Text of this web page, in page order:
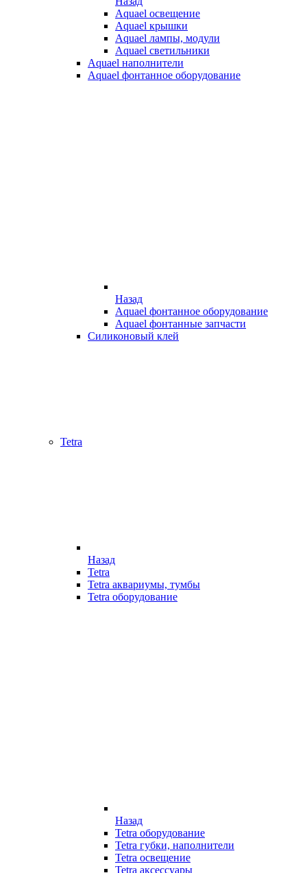
Aquael освещение
Aquael крышки
Aquael лампы, модули
Aquael светильники
Aquael наполнители
Aquael фонтанное оборудование
Назад
Aquael фонтанное оборудование
Aquael фонтанные запчасти
Силиконовый клей
Tetra
Назад
Tetra
Tetra аквариумы, тумбы
Tetra оборудование
Назад
Tetra оборудование
Tetra губки, наполнители
Tetra освещение
Tetra аксессуары